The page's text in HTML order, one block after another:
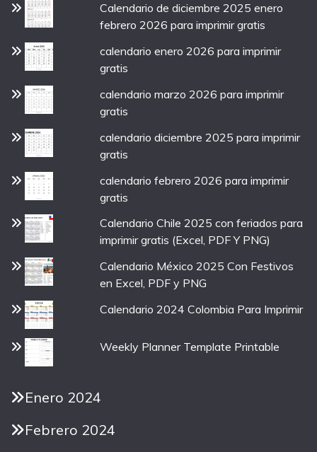
Calendario de diciembre 2025 enero
febrero 2026 para imprimir gratis
calendario enero 2026 para imprimir
gratis
calendario marzo 2026 para imprimir
gratis
calendario diciembre 2025 para imprimir
gratis
calendario febrero 2026 para imprimir
gratis
Calendario Chile 2025 con feriados para
imprimir gratis (Excel, PDF Y PNG)
Calendario México 2025 Con Festivos
en Excel, PDF y PNG
Calendario 2024 Colombia Para Imprimir
Weekly Planner Template Printable
Enero 2024
Febrero 2024